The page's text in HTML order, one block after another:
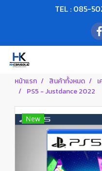
TEL : 085-
หน้าแรก สินค้าทั้งหมด
PS5 - Justdance 2022
New